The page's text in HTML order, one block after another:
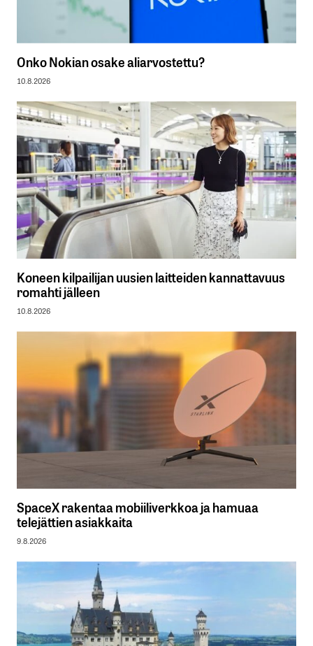
Onko Nokian osake aliarvostettu?
10.8.2026
Koneen kilpailijan uusien laitteiden kannattavuus
romahti jälleen
10.8.2026
SpaceX rakentaa mobiiliverkkoa ja hamuaa
telejättien asiakkaita
9.8.2026